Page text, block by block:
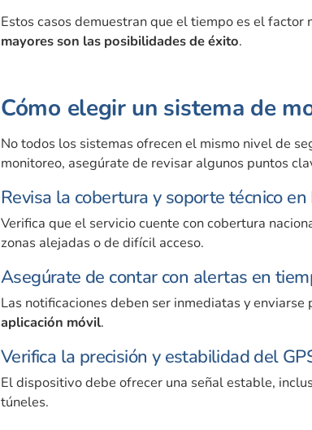
Estos casos demuestran que el tiempo es el factor
mayores son las posibilidades de éxito.
Cómo elegir un sistema de
No todos los sistemas ofrecen el mismo nivel de
monitoreo, asegúrate de revisar algunos puntos
Revisa la cobertura y soporte técnico en
Verifica que el servicio cuente con cobertura
zonas alejadas o de difícil acceso.
Asegúrate de contar con alertas en
Las notificaciones deben ser inmediatas y
aplicación móvil.
Verifica la precisión y estabilidad del
El dispositivo debe ofrecer una señal estable,
túneles.